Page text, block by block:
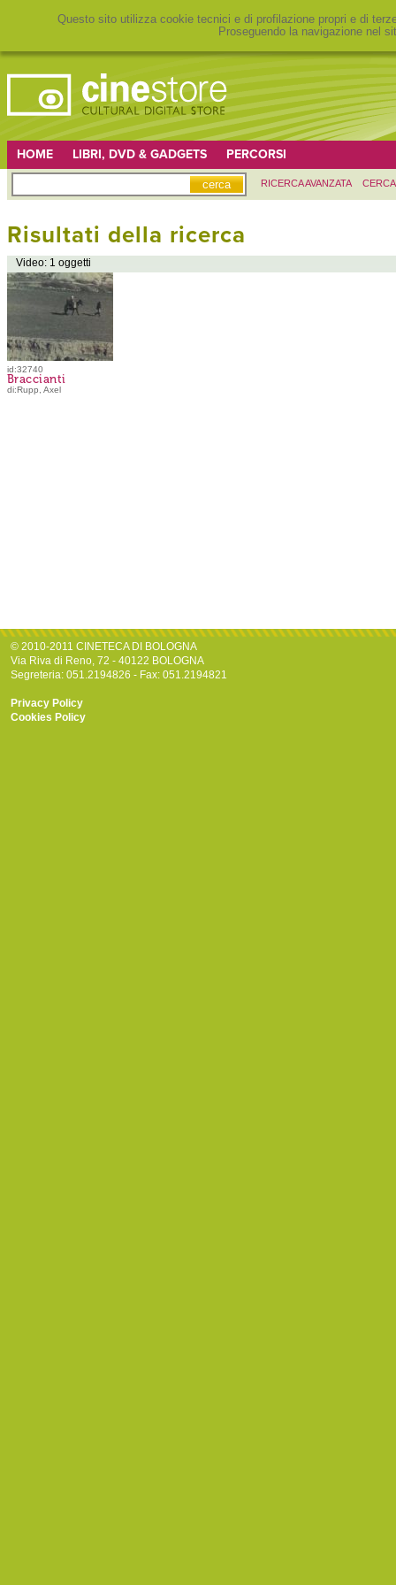
Questo sito utilizza cookie tecnici e di profilazione propri e di
Proseguendo la navigazione nel
HOME LIBRI, DVD & GADGETS PERCORSI
RICERCA AVANZATA
Risultati della ricerca
Video: 1 oggetti
id:32740
Braccianti
di:Rupp, Axel
© 2010-2011 CINETECA DI BOLOGNA
Via Riva di Reno, 72 - 40122 BOLOGNA
Segreteria: 051.2194826 - Fax: 051.2194821
Privacy Policy
Cookies Policy